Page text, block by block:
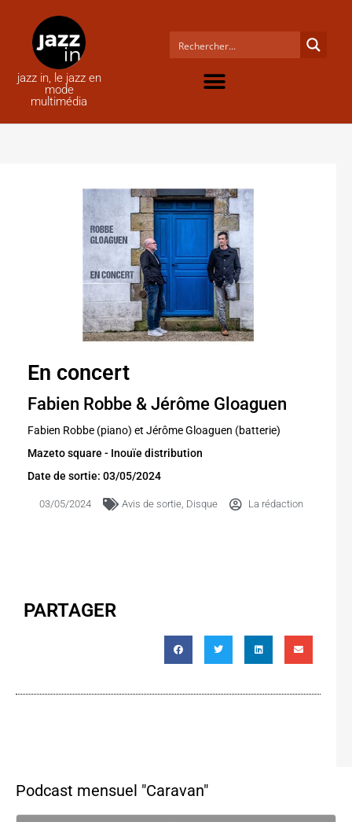
jazz in, le jazz en
mode
multimédia
En concert
Fabien Robbe & Jérôme Gloaguen
Fabien Robbe (piano) et Jérôme Gloaguen (batterie)
Mazeto square - Inouïe distribution
Date de sortie: 03/05/2024
03/05/2024 Avis de sortie, Disque La rédaction
PARTAGER
Podcast mensuel "Caravan"